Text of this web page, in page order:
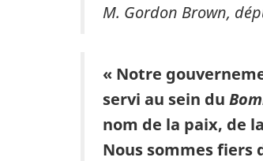
M. Gordon Brown,
« Notre
servi au sein du
nom de la paix, de
Nous sommes fiers